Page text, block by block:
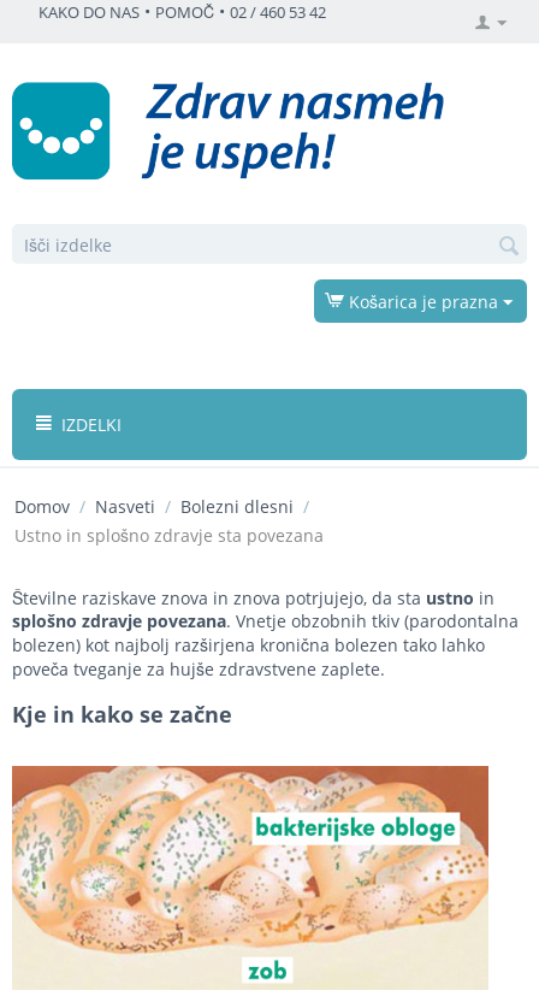
KAKO DO NAS • POMOČ • 02 / 460 53 42
Košarica je prazna
IZDELKI
Domov / Nasveti / Bolezni dlesni /
Ustno in splošno zdravje sta povezana
Številne raziskave znova in znova potrjujejo, da sta ustno in
splošno zdravje povezana. Vnetje obzobnih tkiv (parodontalna
bolezen) kot najbolj razširjena kronična bolezen tako lahko
poveča tveganje za hujše zdravstvene zaplete.
Kje in kako se začne